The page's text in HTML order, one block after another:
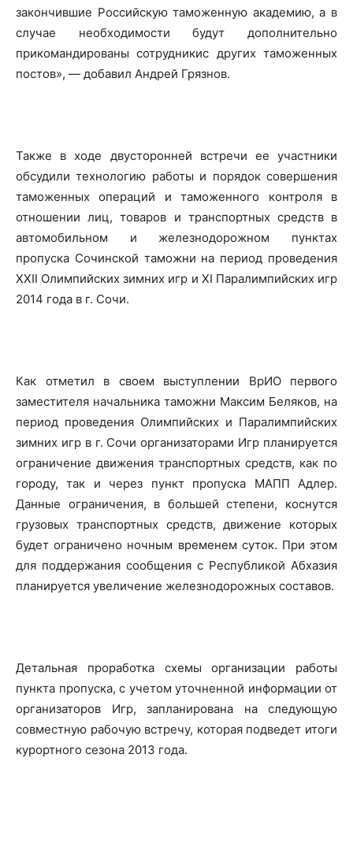
закончившие Российскую таможенную академию, а в
случае необходимости будут дополнительно
прикомандированы сотрудникис других таможенных
постов», — добавил Андрей Грязнов.
Также в ходе двусторонней встречи ее участники
обсудили технологию работы и порядок совершения
таможенных операций и таможенного контроля в
отношении лиц, товаров и транспортных средств в
автомобильном и железнодорожном пунктах
пропуска Сочинской таможни на период проведения
XXII Олимпийских зимних игр и XI Паралимпийских игр
2014 года в г. Сочи.
Как отметил в своем выступлении ВрИО первого
заместителя начальника таможни Максим Беляков, на
период проведения Олимпийских и Паралимпийских
зимних игр в г. Сочи организаторами Игр планируется
ограничение движения транспортных средств, как по
городу, так и через пункт пропуска МАПП Адлер.
Данные ограничения, в большей степени, коснутся
грузовых транспортных средств, движение которых
будет ограничено ночным временем суток. При этом
для поддержания сообщения с Республикой Абхазия
планируется увеличение железнодорожных составов.
Детальная проработка схемы организации работы
пункта пропуска, с учетом уточненной информации от
организаторов Игр, запланирована на следующую
совместную рабочую встречу, которая подведет итоги
курортного сезона 2013 года.